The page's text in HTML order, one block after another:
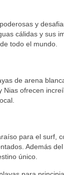
y
cálidas y sus
todo el mundo.
de arena
ofrecen
para el surf,
Además
único.